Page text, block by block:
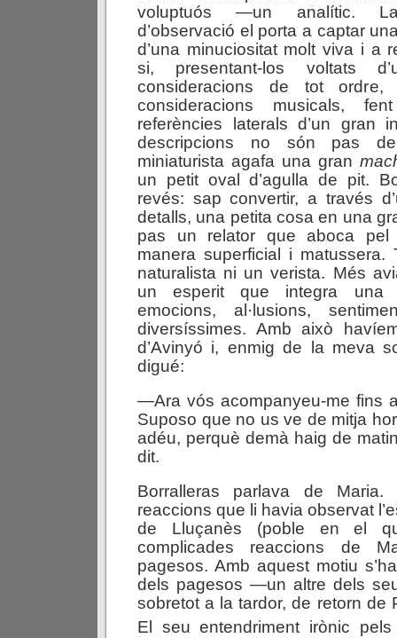
voluptuós —un analític.
d’observació el porta a captar
d’una minuciositat molt viva i a
si, presentant-los voltats
consideracions de tot
consideracions musicals,
referències laterals d’un gran
descripcions no són pas
miniaturista agafa una gran
un petit oval d’agulla de pit.
revés: sap convertir, a través
detalls, una petita cosa en una
pas un relator que aboca pel
manera superficial i
naturalista ni un verista. Més
un esperit que integra una
emocions, al·lusions,
diversíssimes. Amb això
d’Avinyó i, enmig de la meva
digué:
—Ara vós acompanyeu-me fins
Suposo que no us ve de mitja
adéu, perquè demà haig de
dit.
Borralleras parlava de
reaccions que li havia observat
de Lluçanès (poble en el
complicades reaccions de
pagesos. Amb aquest motiu
dels pagesos —un altre dels
sobretot a la tardor, de retorn de
El seu entendriment irònic pels